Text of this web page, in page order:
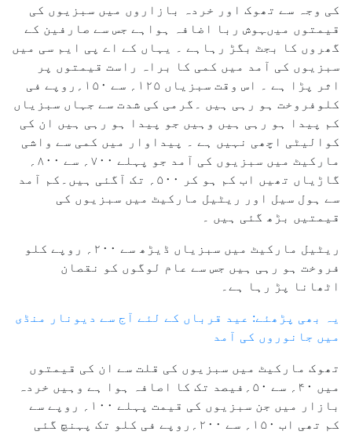
کی وجہ سے تھوک اور خردہ بازاروں میں سبزیوں کی
قیمتوں میںہوش ربا اضافہ ہواہے جس سے صارفین کے
گھروں کا بجٹ بگڑ رہاہے ۔ یہاں کے اے پی ایم سی میں
سبزیوں کی آمد میں کمی کا براہ راست قیمتوں پر
اثر پڑا ہے ۔ اس وقت سبزیاں ۱۲۵؍ سے ۱۵۰؍روپے فی
کلوفروخت ہو رہی ہیں ۔گرمی کی شدت سے جہاں سبزیاں
کم پیدا ہو رہی ہیں وہیں جو پیدا ہو رہی ہیں ان کی
کوالیٹی اچھی نہیں ہے ۔ پیداوار میں کمی سے واشی
گاڑیاں تھیں اب کم ہو کر ۵۰۰؍ تک آگئی ہیں۔کم آمد
سے ہول سیل اور ریٹیل مارکیٹ میں سبزیوں کی
قیمتیں بڑھ گئی ہیں ۔
ریٹیل مارکیٹ میں سبزیاں ڈیڑھ سے ۲۰۰؍ روپے کلو
فروخت ہو رہی ہیں جس سے عام لوگوں کو نقصان
اٹھانا پڑ رہا ہے۔
یہ بھی پڑھئے: عید قرباں کے لئے آج سے دیونار منڈی
میں جانوروں کی آمد
تھوک مارکیٹ میں سبزیوں کی قلت سے ان کی قیمتوں
میں ۴۰؍ سے ۵۰؍فیصد تک کا اصافہ ہوا ہے وہیں خردہ
بازار میں جن سبزیوں کی قیمت پہلے ۱۰۰؍ روپے سے
کم تھی اب ۱۵۰؍ سے ۲۰۰؍روپے فی کلو تک پہنچ گئی